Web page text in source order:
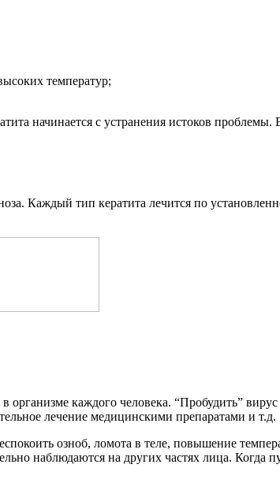
температур;
начинается с устранения истоков проблемы.
Каждый тип кератита лечится по
каждого человека. “Пробудить”
лечение медицинскими препаратами и т.д.
озноб, ломота в теле, повышение
наблюдаются на других частях лица. Когда